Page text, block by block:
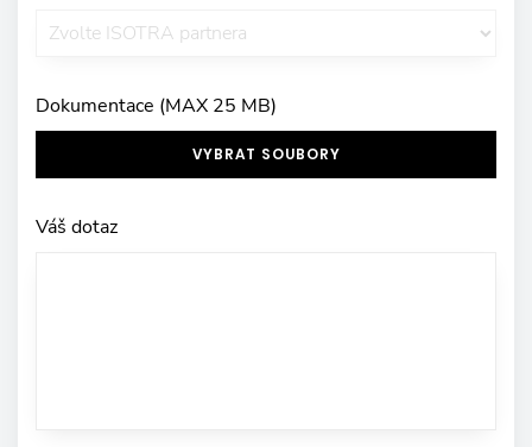
Dokumentace (MAX 25 MB)
VYBRAT SOUBORY
Váš dotaz